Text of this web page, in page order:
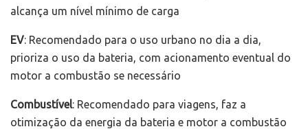
alcança um nível mínimo de carga
EV: Recomendado para o uso urbano no dia a dia,
prioriza o uso da bateria, com acionamento eventual do
motor a combustão se necessário
Combustível: Recomendado para viagens, faz a
otimização da energia da bateria e motor a combustão